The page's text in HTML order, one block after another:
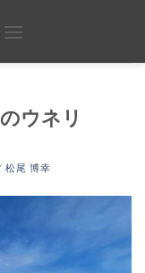
ウネリ
松尾 博幸